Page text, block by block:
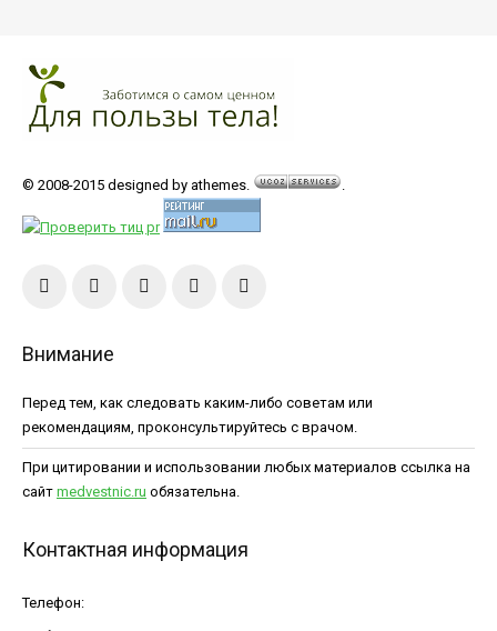
© 2008-2015 designed by athemes. .
Внимание
Перед тем, как следовать каким-либо советам или
рекомендациям, проконсультируйтесь с врачом.
При цитировании и использовании любых материалов ссылка на
сайт medvestnic.ru обязательна.
Контактная информация
Телефон: